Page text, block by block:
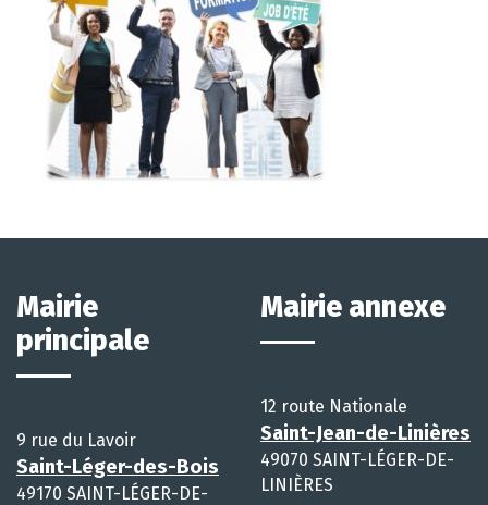
Mairie
principale
9 rue du Lavoir
Saint-Léger-des-Bois
49170 SAINT-LÉGER-DE-
Mairie annexe
12 route Nationale
Saint-Jean-de-Linières
49070 SAINT-LÉGER-DE-
LINIÈRES